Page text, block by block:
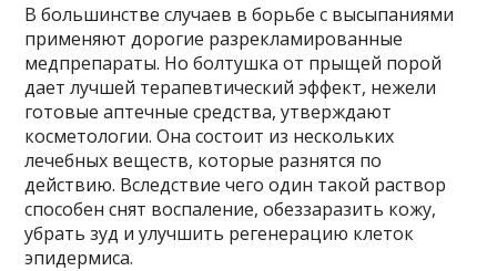
В большинстве случаев в борьбе с высыпаниями
применяют дорогие разрекламированные
медпрепараты. Но болтушка от прыщей порой
дает лучшей терапевтический эффект, нежели
готовые аптечные средства, утверждают
косметологии. Она состоит из нескольких
лечебных веществ, которые разнятся по
действию. Вследствие чего один такой раствор
способен снят воспаление, обеззаразить кожу,
убрать зуд и улучшить регенерацию клеток
эпидермиса.